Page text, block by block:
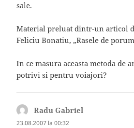
sale.
Material preluat dintr-un articol
Feliciu Bonatiu, „Rasele de
In ce masura aceasta metoda de
potrivi si pentru voiajori?
Radu Gabriel
23.08.2007 la 00:32